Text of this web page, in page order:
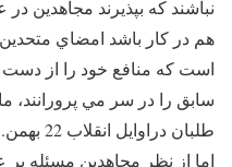
نباشند که بپذيرند مجاهدين
هم در کار باشد امضاي
است که منافع خود را از
سابق را در سر مي پرورانند،
طلبان دراوايل انقلاب 22 بهمن.
اما از نظر مجاهدين مسئله